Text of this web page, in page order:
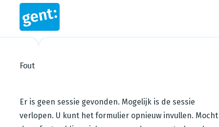
Fout
Steps in this wizard
Er is geen sessie gevonden. Mogelijk is de sessie
verlopen. U kunt het formulier opnieuw invullen. Mocht